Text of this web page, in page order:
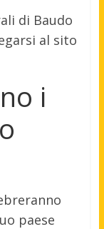
di Baudo
al sito
i
paese